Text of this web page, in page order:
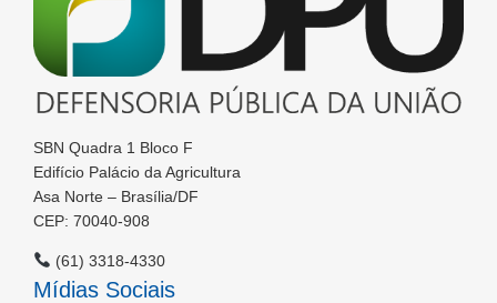
SBN Quadra 1 Bloco F
Edifício Palácio da Agricultura
Asa Norte – Brasília/DF
CEP: 70040-908
(61) 3318-4330
Mídias Sociais